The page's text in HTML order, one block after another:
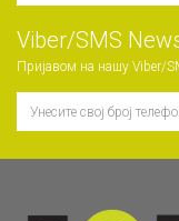
Viber/SMS
Пријавом на нашу Viber/